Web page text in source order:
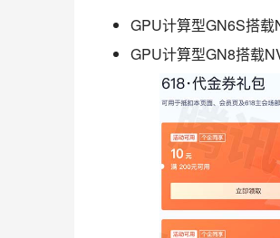
GPU计算型GN6S搭
GPU计算型GN8搭载